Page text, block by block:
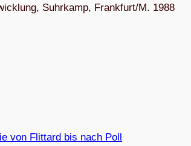
Suhr­kamp, Frankfurt/M. 1988
von Flit­tard bis nach Poll